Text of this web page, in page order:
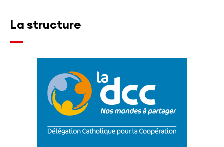
La structure